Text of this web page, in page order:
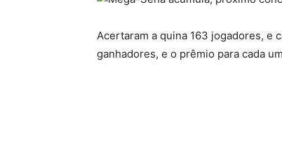
Acertaram a quina 163 jogadores, e
ganhadores, e o prêmio para cada